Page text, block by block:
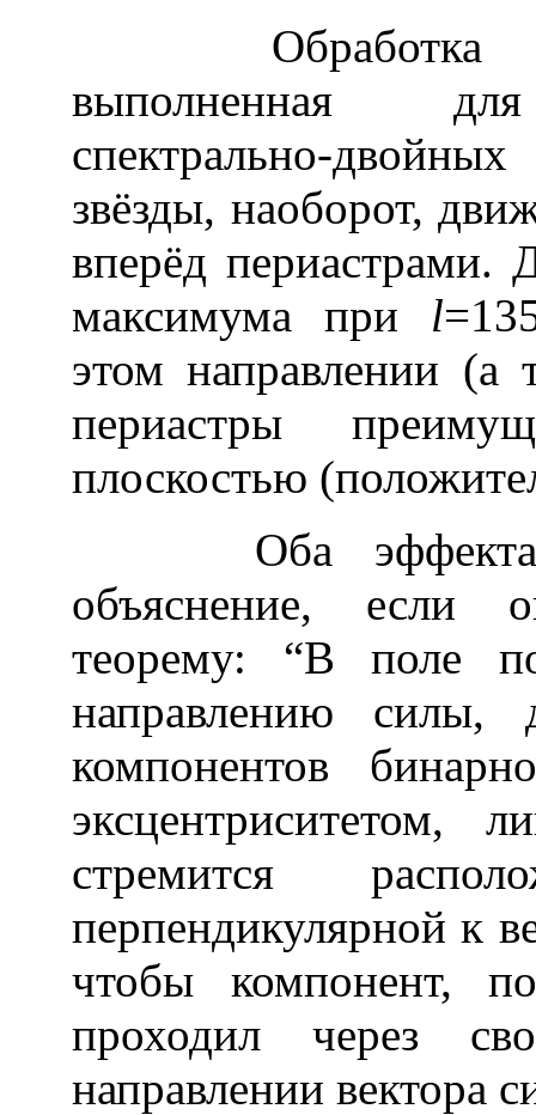
Обработка
выполненная для
спектрально-
звёзды, наоборот,
вперёд периастрами.
максимума при l
этом направлении (а
периастры
плоскостью
Оба эффекта
объяснение, если
теорему: “В поле
направлению
компонентов
эксцентриситетом,
стремится
перпендикулярной к
чтобы компонент,
проходил через
направлении вектора